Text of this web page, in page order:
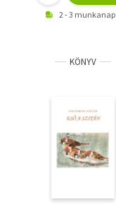
2 - 3 munkanap
KÖNYV